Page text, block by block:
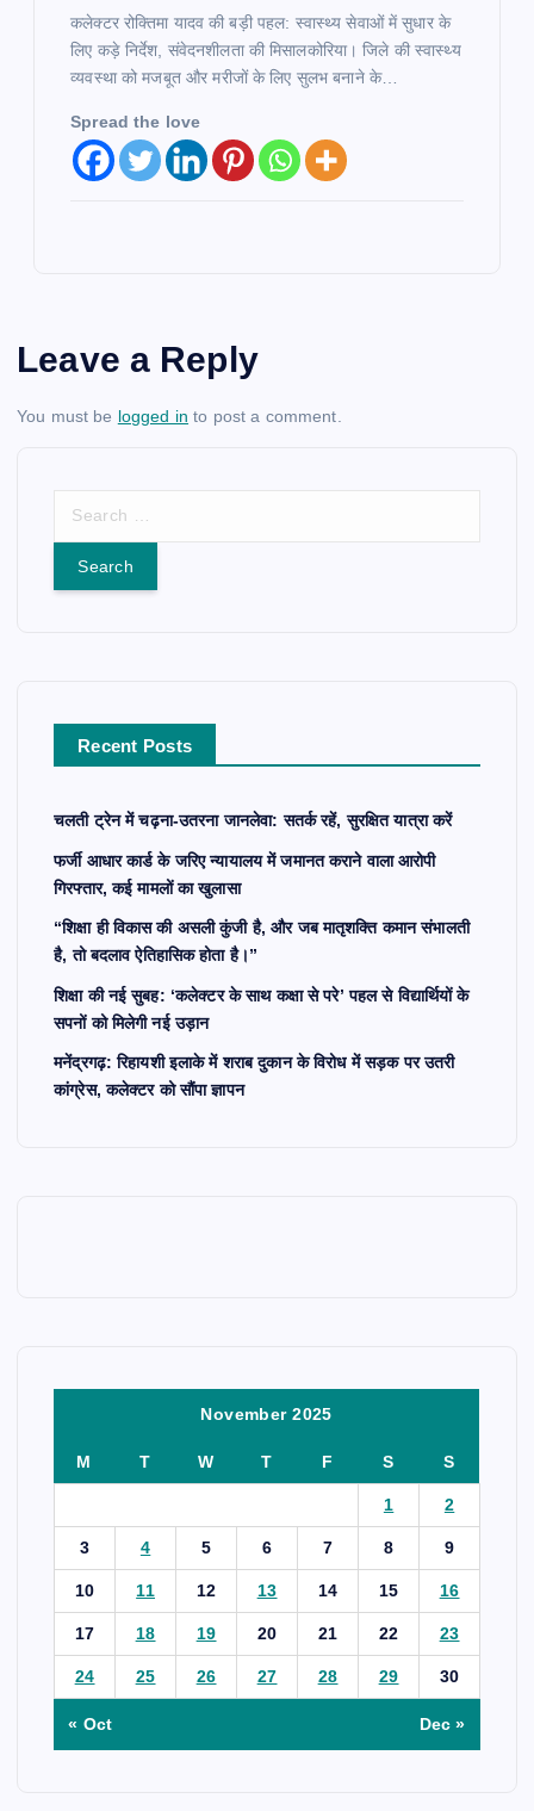
कलेक्टर रोक्तिमा यादव की बड़ी पहल: स्वास्थ्य सेवाओं में सुधार के
लिए कड़े निर्देश, संवेदनशीलता की मिसालकोरिया। जिले की स्वास्थ्य
व्यवस्था को मजबूत और मरीजों के लिए सुलभ बनाने के…
Spread the love
Leave a Reply
You must be logged in to post a comment.
r
Recent Posts
चलती ट्रेन में चढ़ना-उतरना जानलेवा: सतर्क रहें, सुरक्षित यात्रा करें
फर्जी आधार कार्ड के जरिए न्यायालय में जमानत कराने वाला आरोपी
गिरफ्तार, कई मामलों का खुलासा
“शिक्षा ही विकास की असली कुंजी है, और जब मातृशक्ति कमान संभालती
है, तो बदलाव ऐतिहासिक होता है।”
शिक्षा की नई सुबह: ‘कलेक्टर के साथ कक्षा से परे’ पहल से विद्यार्थियों के
सपनों को मिलेगी नई उड़ान
मनेंद्रगढ़: रिहायशी इलाके में शराब दुकान के विरोध में सड़क पर उतरी
कांग्रेस, कलेक्टर को सौंपा ज्ञापन
November 2025
M T W T F S S
1 2
3 4 5 6 7 8 9
10 11 12 13 14 15 16
17 18 19 20 21 22 23
24 25 26 27 28 29 30
« Oct Dec »